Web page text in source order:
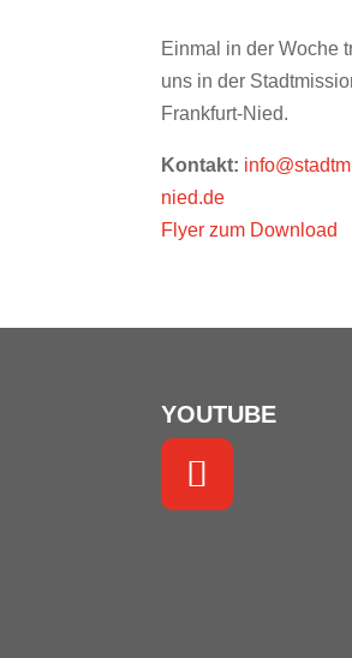
Einmal in der Woche
uns in der
Frankfurt-Nied.
Kontakt:
nied.de
Flyer zum Download
YOUTUBE